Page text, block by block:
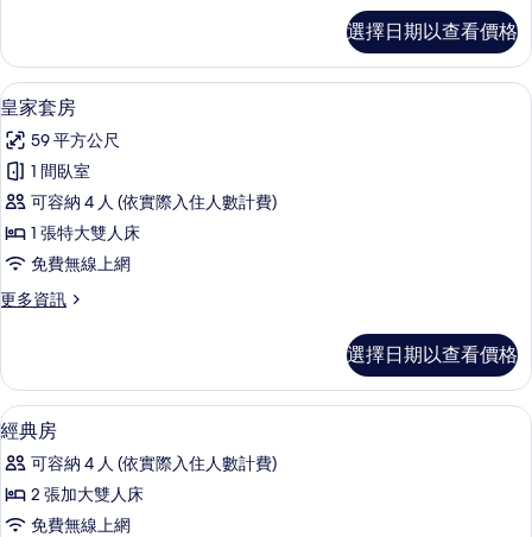
有
相
片
套
房
(Jacuzzi)
詳
情
選擇日期以查看價格
顯
示
皇
家
套
房
所
相
片
皇家套房 | 羽絨被、記憶床墊、迷你
16
皇家套房
59 平方公尺
1 間臥室
可容納 4 人 (依實際入住人數計費)
1 張特大雙人床
免費無線上網
更多資訊
更
套
房
的
情
選擇日期以查看價格
顯
示
經
典
2
經典房
可容納 4 人 (依實際入住人數計費)
2 張加大雙人床
免費無線上網